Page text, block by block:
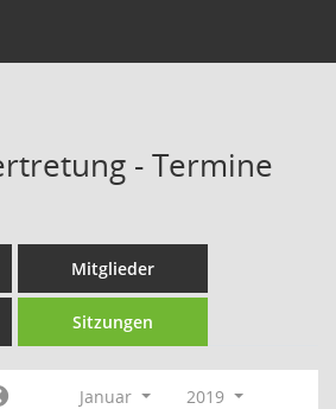
- Termine
Mitglieder
Sitzungen
Januar
2019